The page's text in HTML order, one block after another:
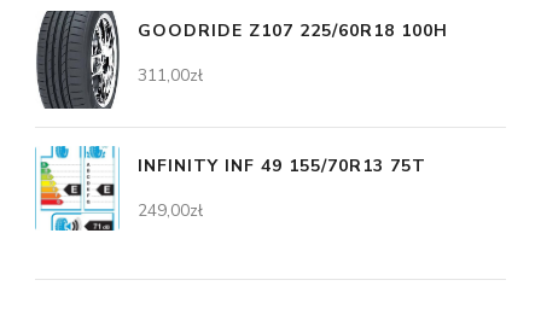
GOODRIDE Z107 225/60R18 100H
311,00zł
INFINITY INF 49 155/70R13 75T
249,00zł